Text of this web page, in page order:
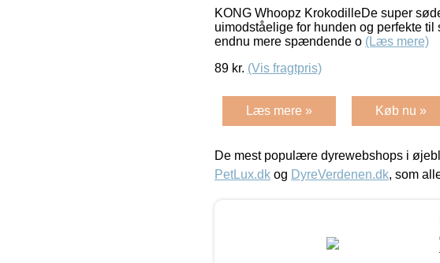
KONG Whoopz KrokodilleDe super
uimodståelige for hunden og perfekte
endnu mere spændende o (Læs mere)
89 kr. (Vis fragtpris)
Læs mere » Køb nu »
De mest populære dyrewebshops i
PetLux.dk og DyreVerdenen.dk, som